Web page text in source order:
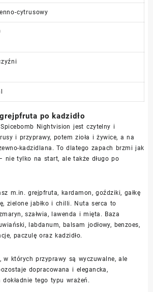
cytrusowy
po kadzidło
Nightvision jest czytelny i
i przyprawy, potem zioła i żywice, a na
kadzidlana. To dlatego zapach brzmi jak
nie tylko na start, ale także długo po
m.in. grejpfruta, kardamon, goździki, gałkę
zielone jabłko i chilli. Nuta serca to
szałwia, lawenda i mięta. Baza
labdanum, balsam jodłowy, benzoes,
paczulę oraz kadzidło.
w których przyprawy są wyczuwalne, ale
dopracowana i elegancka,
tego typu wrażeń.